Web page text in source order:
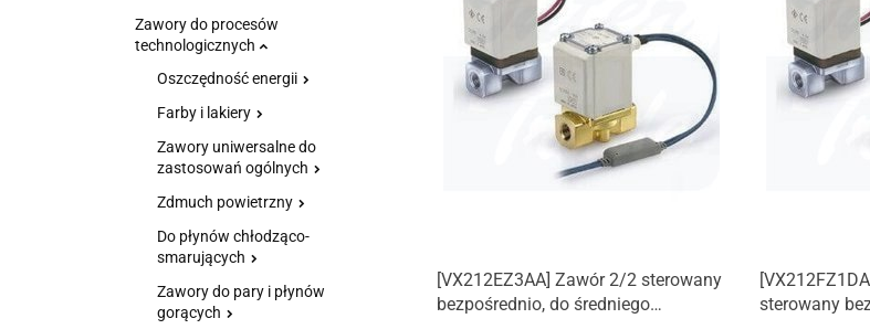
Zawory do procesów
technologicznych
Oszczędność energii
Farby i lakiery
Zawory uniwersalne do
zastosowań ogólnych
Zdmuch powietrzny
Do płynów chłodząco-
smarujących
Zawory do pary i płynów
gorących
[VX212EZ3AA] Zawór 2/2 sterowany
bezpośrednio, do średniego
sterowany